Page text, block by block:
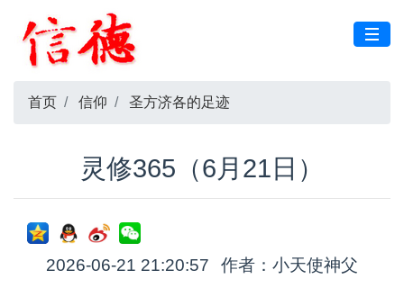
首页 信仰 圣方济各的足迹
灵修365（6月21日）
2026-06-21 21:20:57 作者：小天使神父